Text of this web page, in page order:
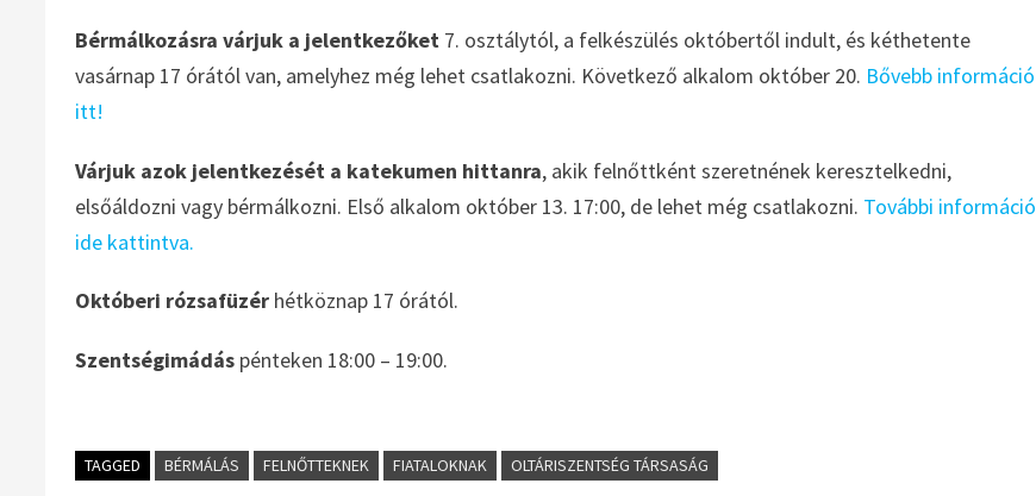
Bérmálkozásra várjuk a jelentkezőket 7. osztálytól, a felkészülés októbertől indult, és kéthetente
vasárnap 17 órától van, amelyhez még lehet csatlakozni. Következő alkalom október 20. Bővebb információ
itt!
Várjuk azok jelentkezését a katekumen hittanra, akik felnőttként szeretnének keresztelkedni,
elsőáldozni vagy bérmálkozni. Első alkalom október 13. 17:00, de lehet még csatlakozni. További információ
ide kattintva.
Októberi rózsafüzér hétköznap 17 órától.
Szentségimádás pénteken 18:00 – 19:00.
TAGGED BÉRMÁLÁS FELNŐTTEKNEK FIATALOKNAK OLTÁRISZENTSÉG TÁRSASÁG